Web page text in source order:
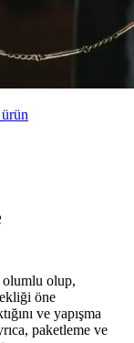
olumlu olup,
öne
ve yapışma
paketleme ve